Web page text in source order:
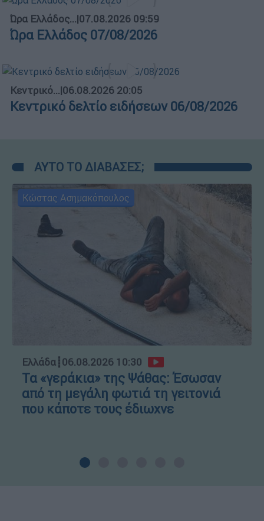
Ώρα Ελλάδος...|07.08.2026 09:59
Ώρα Ελλάδος 07/08/2026
Κεντρικό...|06.08.2026 20:05
Κεντρικό δελτίο ειδήσεων 06/08/2026
ΑΥΤΟ ΤΟ ΔΙΑΒΑΣΕΣ;
Κώστας Ασημακόπουλος
Ελλάδα┋06.08.2026 10:30
Τα «γεράκια» της Ψάθας: Έσωσαν
από τη μεγάλη φωτιά τη γειτονιά
που κάποτε τους έδιωχνε